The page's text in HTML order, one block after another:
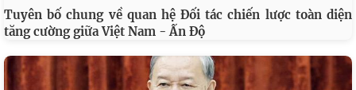
Tuyên bố chung về quan hệ Đối tác chiến lược toàn diện
tăng cường giữa Việt Nam - Ấn Độ